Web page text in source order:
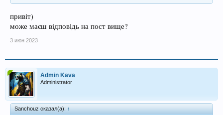
привіт)
може маєш відповідь на пост вище?
3 июн 2023
Admin Kava
Administrator
Sanchouz сказал(а): ↑